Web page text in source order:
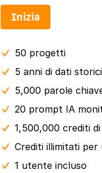
Inizia
50 progetti
5 anni di dati storici
5,000 parole
20 prompt IA
1,500,000 crediti
Crediti illimitati
1 utente incluso